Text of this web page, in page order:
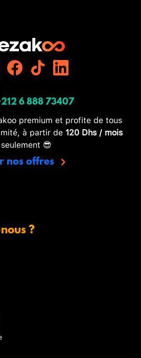
6 888 73407
premium et profite de tous
à partir de 120 Dhs / mois
seulement 😎
nos offres
?